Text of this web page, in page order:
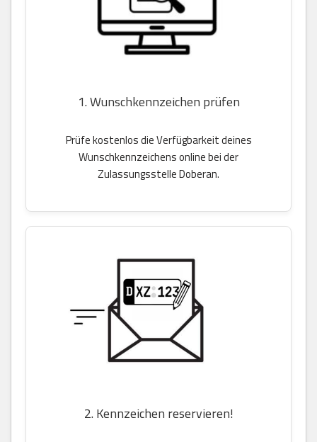
1. Wunschkennzeichen prüfen
Prüfe kostenlos die Verfügbarkeit deines
Wunschkennzeichens online bei der
Zulassungsstelle Doberan.
2. Kennzeichen reservieren!